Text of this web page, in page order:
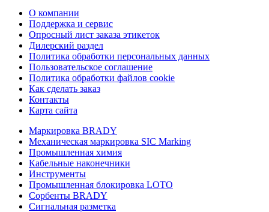
О компании
Поддержка и сервис
Опросный лист заказа этикеток
Дилерский раздел
Политика обработки персональных данных
Пользовательское соглашение
Политика обработки файлов cookie
Как сделать заказ
Контакты
Карта сайта
Маркировка BRADY
Механическая маркировка SIC Marking
Промышленная химия
Кабельные наконечники
Инструменты
Промышленная блокировка LOTO
Сорбенты BRADY
Сигнальная разметка